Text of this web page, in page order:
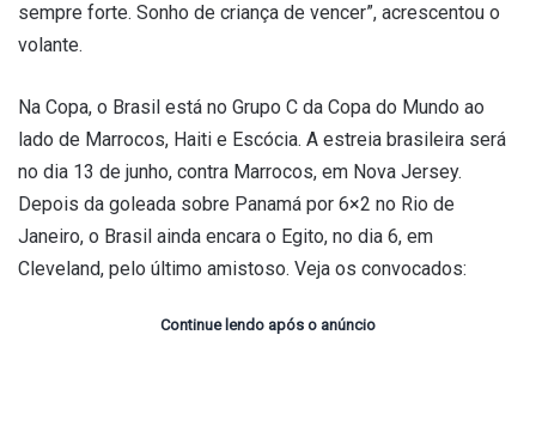
sempre forte. Sonho de criança de vencer”, acrescentou o
volante.
Na Copa, o Brasil está no Grupo C da Copa do Mundo ao
lado de Marrocos, Haiti e Escócia. A estreia brasileira será
no dia 13 de junho, contra Marrocos, em Nova Jersey.
Depois da goleada sobre Panamá por 6×2 no Rio de
Janeiro, o Brasil ainda encara o Egito, no dia 6, em
Cleveland, pelo último amistoso. Veja os convocados:
Continue lendo após o anúncio